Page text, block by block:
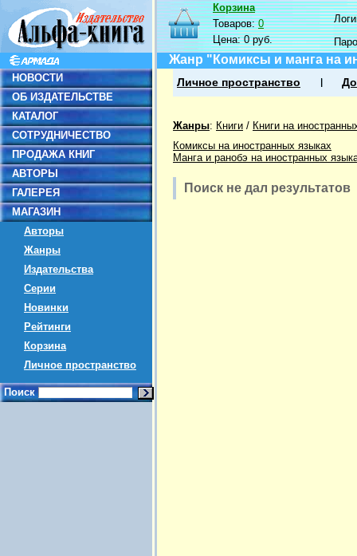
НОВОСТИ
ОБ ИЗДАТЕЛЬСТВЕ
КАТАЛОГ
СОТРУДНИЧЕСТВО
ПРОДАЖА КНИГ
АВТОРЫ
ГАЛЕРЕЯ
МАГАЗИН
Авторы
Жанры
Издательства
Серии
Новинки
Рейтинги
Корзина
Личное пространство
Поиск
Корзина
Товаров:0
Цена:0 руб.
Жанр "Комиксы и манга на
Личное пространство
Жанры: Книги / Книги на
Комиксы на иностранных языках
Манга и ранобэ на иностранных
Поиск не дал результатов